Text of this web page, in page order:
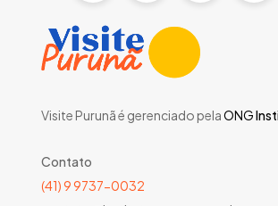
Visite Purunã é gerenciado pelaONG
Contato
(41) 9 9737-0032